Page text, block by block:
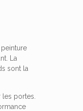
La
sont la
portes.